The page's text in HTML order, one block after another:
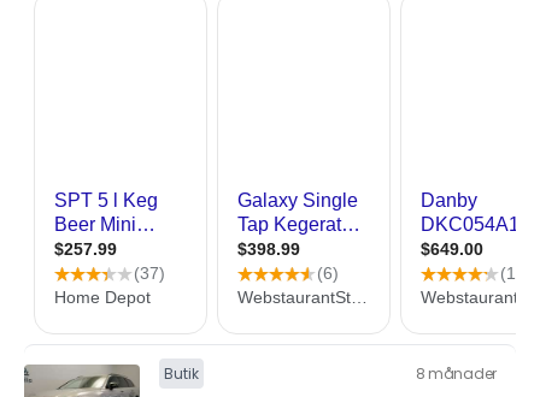
Butik 8 månader